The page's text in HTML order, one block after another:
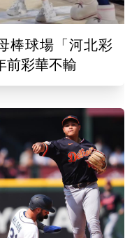
棒球場「河北彩
前彩華不輸